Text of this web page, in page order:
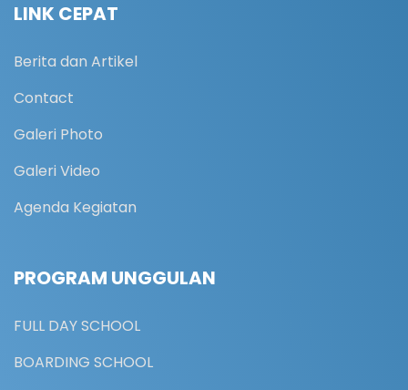
LINK CEPAT
Berita dan Artikel
Contact
Galeri Photo
Galeri Video
Agenda Kegiatan
PROGRAM UNGGULAN
FULL DAY SCHOOL
BOARDING SCHOOL